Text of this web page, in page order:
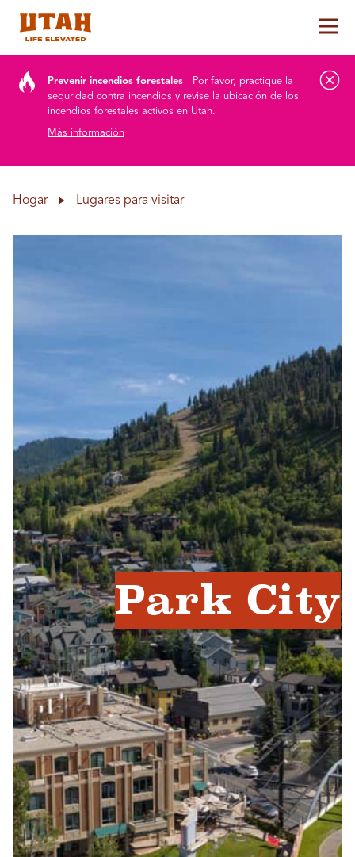
Prevenir incendios forestales
Por favor, practique la
seguridad contra incendios y revise la ubicación de los
incendios forestales activos en Utah.
Más información
Hogar Lugares para visitar
Park City